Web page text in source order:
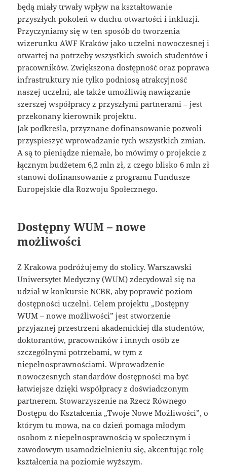
będą miały trwały wpływ na kształtowanie
przyszłych pokoleń w duchu otwartości i inkluzji.
Przyczyniamy się w ten sposób do tworzenia
wizerunku AWF Kraków jako uczelni nowoczesnej i
otwartej na potrzeby wszystkich swoich studentów i
pracowników. Zwiększona dostępność oraz poprawa
infrastruktury nie tylko podniosą atrakcyjność
naszej uczelni, ale także umożliwią nawiązanie
szerszej współpracy z przyszłymi partnerami – jest
przekonany kierownik projektu.
Jak podkreśla, przyznane dofinansowanie pozwoli
przyspieszyć wprowadzanie tych wszystkich zmian.
A są to pieniądze niemałe, bo mówimy o projekcie z
łącznym budżetem 6,2 mln zł, z czego blisko 6 mln zł
stanowi dofinansowanie z programu Fundusze
Europejskie dla Rozwoju Społecznego.
Dostępny WUM – nowe
możliwości
Z Krakowa podróżujemy do stolicy. Warszawski
Uniwersytet Medyczny (WUM) zdecydował się na
udział w konkursie NCBR, aby poprawić poziom
dostępności uczelni. Celem projektu „Dostępny
WUM – nowe możliwości” jest stworzenie
przyjaznej przestrzeni akademickiej dla studentów,
doktorantów, pracowników i innych osób ze
szczególnymi potrzebami, w tym z
niepełnosprawnościami. Wprowadzenie
nowoczesnych standardów dostępności ma być
łatwiejsze dzięki współpracy z doświadczonym
partnerem. Stowarzyszenie na Rzecz Równego
Dostępu do Kształcenia „Twoje Nowe Możliwości”, o
którym tu mowa, na co dzień pomaga młodym
osobom z niepełnosprawnością w społecznym i
zawodowym usamodzielnieniu się, akcentując rolę
kształcenia na poziomie wyższym.